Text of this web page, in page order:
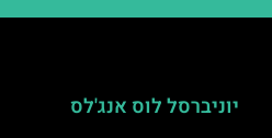
יוניברסל לוס אנג'לס